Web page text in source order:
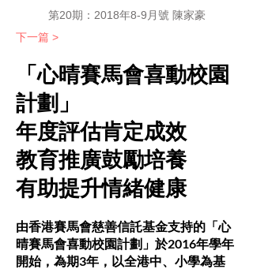
第20期：2018年8-9月號 陳家豪
下一篇 >
「心晴賽馬會喜動校園
計劃」
年度評估肯定成效
教育推廣鼓勵培養
有助提升情緒健康
由香港賽馬會慈善信託基金支持的「心
晴賽馬會喜動校園計劃」於2016年學年
開始，為期3年，以全港中、小學為基